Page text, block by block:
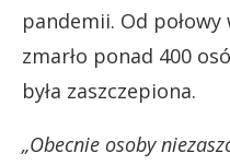
pandemii. Od
zmarło ponad 400
była zaszczepiona.
„Obecnie osoby